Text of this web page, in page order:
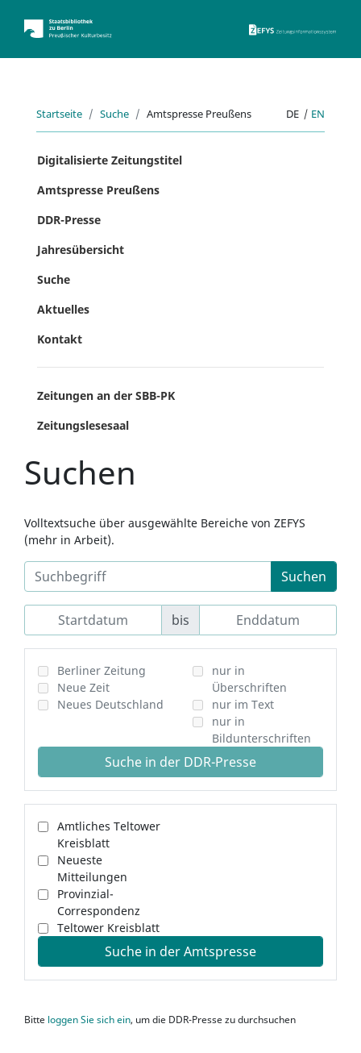
Startseite Suche Amtspresse Preußens DE | EN
Digitalisierte Zeitungstitel
Amtspresse Preußens
DDR-Presse
Jahresübersicht
Suche
Aktuelles
Kontakt
Zeitungen an der SBB-PK
Zeitungslesesaal
Suchen
Volltextsuche über ausgewählte Bereiche von ZEFYS
(mehr in Arbeit).
Suchen
bis
Berliner Zeitung
Neue Zeit
Neues Deutschland
nur in
Überschriften
nur im Text
nur in
Bildunterschriften
Suche in der DDR-Presse
Amtliches Teltower
Kreisblatt
Neueste
Mitteilungen
Provinzial-
Correspondenz
Teltower Kreisblatt
Suche in der Amtspresse
Bitte loggen Sie sich ein, um die DDR-Presse zu durchsuchen